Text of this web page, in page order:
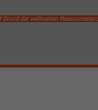
Grund der weltweiten